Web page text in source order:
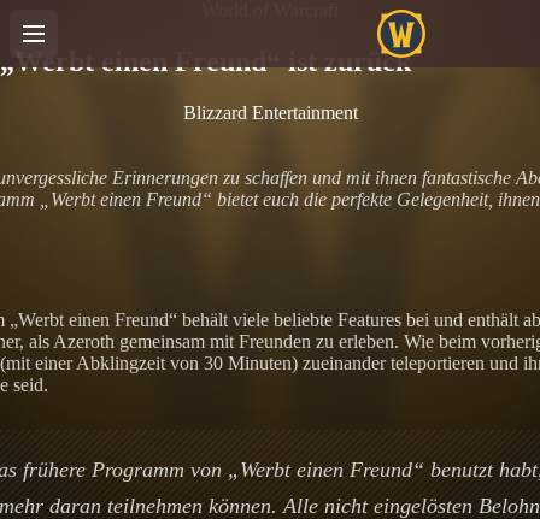
„Werbt einen Freund“ ist zurück
Blizzard Entertainment
Erinnerungen zu schaffen und mit ihnen fantastische
„Werbt einen Freund“ bietet euch die perfekte Gelegenheit,
„Werbt einen Freund“ behält viele beliebte Features bei und enthält
als Azeroth gemeinsam mit Freunden zu erleben. Wie beim
einer Abklingzeit von 30 Minuten) zueinander teleportieren und
seid.
frühere Programm von „Werbt einen Freund“ benutzt
daran teilnehmen können. Alle nicht eingelösten